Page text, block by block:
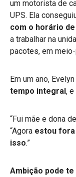
um motorista de
UPS. Ela
com o horário
a trabalhar na
pacotes, em
Em um ano,
tempo integral, e
“Fui mãe e dona
“Agora estou fora
isso.”
Ambição pode